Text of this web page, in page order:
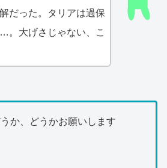
だった。タリアは過保
大げさじゃない、こ
か、どうかお願いします